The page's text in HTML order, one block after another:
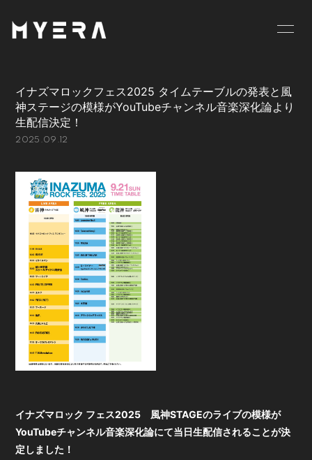
SCHEDULE PROFILE
VIDEO
MOVIE
PHOTO
会員登録 ログイン
イナズマロックフェス2025 タイムテーブルの発表と風
神ステージの模様がYouTubeチャンネル音楽深化論より
生配信決定！
2025.09.12
イナズマロック フェス2025 風神STAGEのライブの模様が
YouTubeチャンネル音楽深化論にて当日生配信されることが決
定しました！